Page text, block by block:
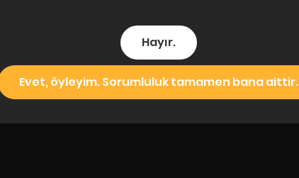
Hayır.
Evet, öyleyim. Sorumluluk tamamen bana aittir.